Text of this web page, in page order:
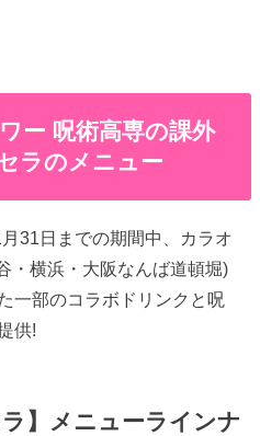
ー 呪術高専の課外
ラのメニュー
31日までの期間中、カラオ
・横浜・大阪なんば道頓堀)
一部のコラボドリンクと呪
供!
】メニューラインナ